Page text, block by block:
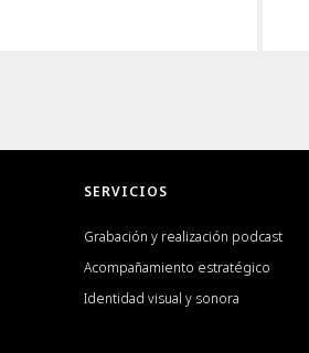
SERVICIOS
Grabación y realización podcast
Acompañamiento estratégico
Identidad visual y sonora